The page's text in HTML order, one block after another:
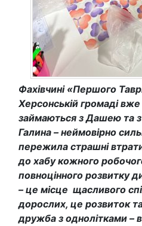
Фахівчині «Першого
Херсонській громаді
займаються з Дашею та з
Галина – неймовірно
пережила страшні
до хабу кожного
повноцінного розвитку
– це місце щасливого
дорослих, це розвиток
дружба з однолітками –